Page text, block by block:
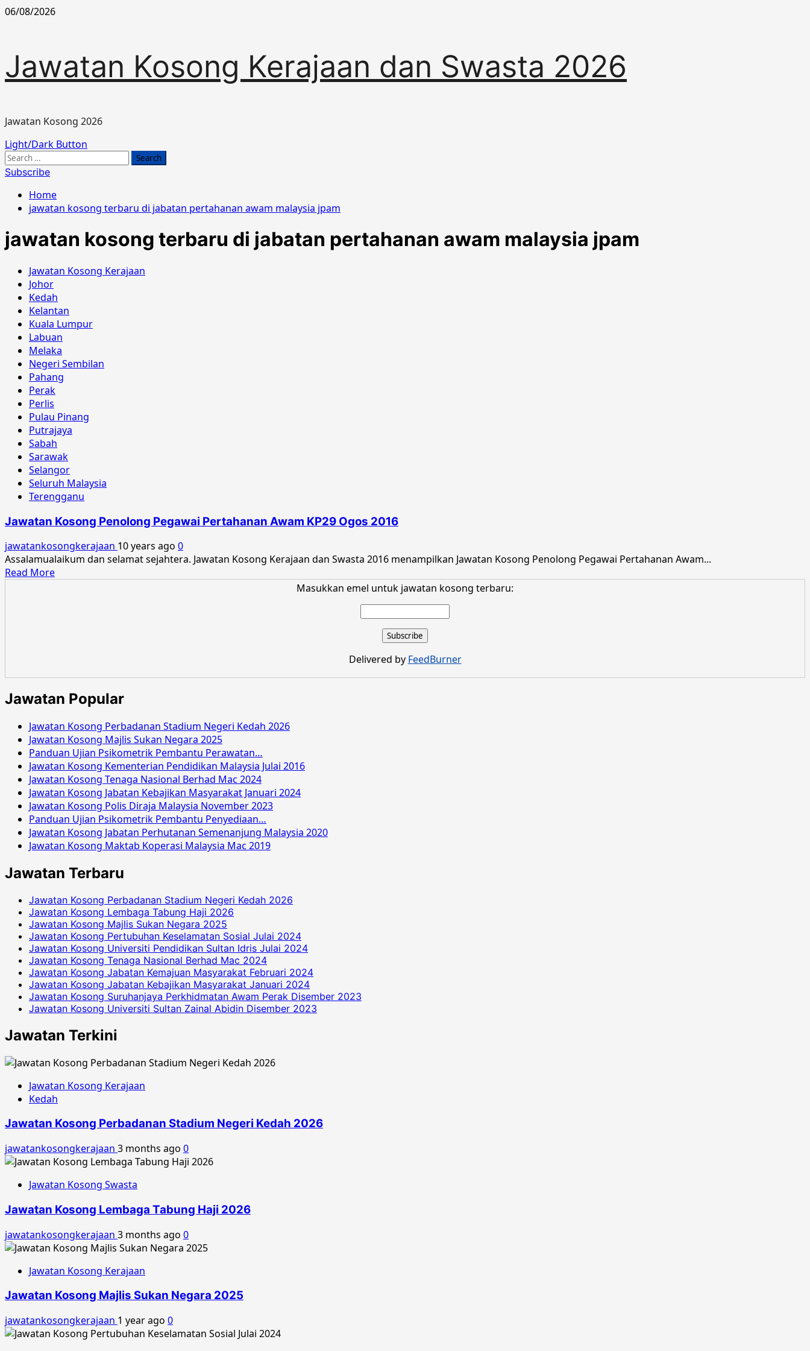
Skip
06/08/2026
Jawatan Kosong Kerajaan dan Swasta 2026
Jawatan Kosong 2026
Primary
Menu
Light/Dark Button
Search
for:
Subscribe
Home
jawatan kosong terbaru di jabatan pertahanan awam malaysia jpam
jawatan kosong terbaru di jabatan pertahanan awam malaysia jpam
Jawatan Kosong Kerajaan
Johor
Kedah
Kelantan
Kuala Lumpur
Labuan
Melaka
Negeri Sembilan
Pahang
Perak
Perlis
Pulau Pinang
Putrajaya
Sabah
Sarawak
Selangor
Seluruh Malaysia
Terengganu
Jawatan Kosong Penolong Pegawai Pertahanan Awam KP29 Ogos 2016
jawatankosongkerajaan 10 years ago 0
Assalamualaikum dan selamat sejahtera. Jawatan Kosong Kerajaan dan Swasta 2016 menampilkan Jawatan Kosong Penolong Pegawai Pertahanan Awam...
Read MoreRead
Awam
KP29
Ogos
Masukkan emel untuk jawatan kosong terbaru:
Delivered by FeedBurner
Jawatan Popular
Jawatan Kosong Perbadanan Stadium Negeri Kedah 2026
Jawatan Kosong Majlis Sukan Negara 2025
Panduan Ujian Psikometrik Pembantu Perawatan…
Jawatan Kosong Kementerian Pendidikan Malaysia Julai 2016
Jawatan Kosong Tenaga Nasional Berhad Mac 2024
Jawatan Kosong Jabatan Kebajikan Masyarakat Januari 2024
Jawatan Kosong Polis Diraja Malaysia November 2023
Panduan Ujian Psikometrik Pembantu Penyediaan…
Jawatan Kosong Jabatan Perhutanan Semenanjung Malaysia 2020
Jawatan Kosong Maktab Koperasi Malaysia Mac 2019
Jawatan Terbaru
Jawatan Kosong Perbadanan Stadium Negeri Kedah 2026
Jawatan Kosong Lembaga Tabung Haji 2026
Jawatan Kosong Majlis Sukan Negara 2025
Jawatan Kosong Pertubuhan Keselamatan Sosial Julai 2024
Jawatan Kosong Universiti Pendidikan Sultan Idris Julai 2024
Jawatan Kosong Tenaga Nasional Berhad Mac 2024
Jawatan Kosong Jabatan Kemajuan Masyarakat Februari 2024
Jawatan Kosong Jabatan Kebajikan Masyarakat Januari 2024
Jawatan Kosong Suruhanjaya Perkhidmatan Awam Perak Disember 2023
Jawatan Kosong Universiti Sultan Zainal Abidin Disember 2023
Jawatan Terkini
Jawatan Kosong Kerajaan
Kedah
Jawatan Kosong Perbadanan Stadium Negeri Kedah 2026
jawatankosongkerajaan 3 months ago 0
Jawatan Kosong Swasta
Jawatan Kosong Lembaga Tabung Haji 2026
jawatankosongkerajaan 3 months ago 0
Jawatan Kosong Kerajaan
Jawatan Kosong Majlis Sukan Negara 2025
jawatankosongkerajaan 1 year ago 0